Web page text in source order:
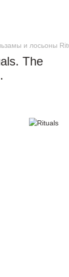
и лосьоны
The